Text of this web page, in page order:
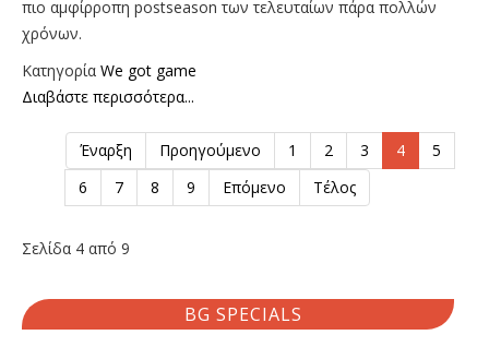
πιο αμφίρροπη postseason των τελευταίων πάρα πολλών
χρόνων.
Κατηγορία We got game
Διαβάστε περισσότερα...
Έναρξη Προηγούμενο 1 2 3 4
5
6
7 8 9 Επόμενο Τέλος
Σελίδα 4 από 9
BG SPECIALS